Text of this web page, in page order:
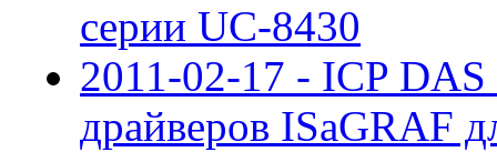
серии UC-8430
2011-02-17 - ICP
драйверов ISaGRAF